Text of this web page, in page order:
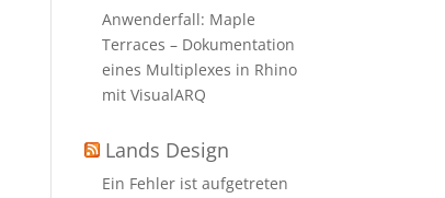
Anwenderfall: Maple
Terraces – Dokumentation
eines Multiplexes in Rhino
mit VisualARQ
Lands Design
Ein Fehler ist aufgetreten